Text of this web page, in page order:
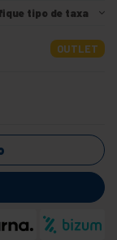
tipo de taxa
OUTLET